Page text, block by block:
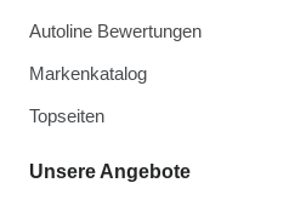
Autoline Bewertungen
Markenkatalog
Topseiten
Unsere Angebote